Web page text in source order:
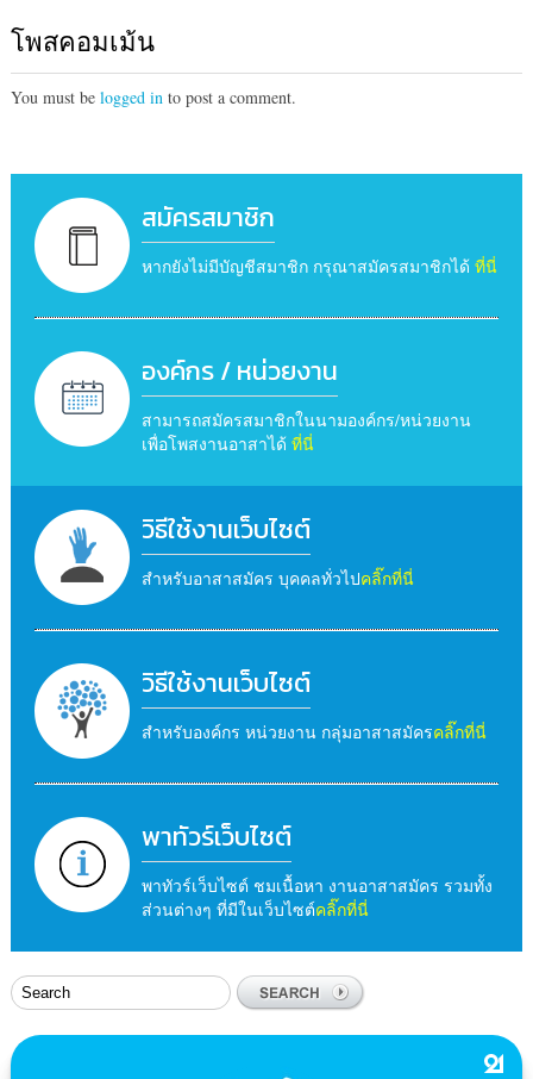
โพสคอมเม้น
You must be logged into post a comment.
สมัครสมาชิก
หากยังไม่มีบัญชีสมาชิก กรุณาสมัครสมาชิกได้ ที่นี่
องค์กร / หน่วยงาน
สามารถสมัครสมาชิกในนามองค์กร/หน่วยงาน
เพื่อโพสงานอาสาได้ ที่นี่
วิธีใช้งานเว็บไซต์
สำหรับอาสาสมัคร บุคคลทั่วไปคลิ๊กที่นี่
วิธีใช้งานเว็บไซต์
สำหรับองค์กร หน่วยงาน กลุ่มอาสาสมัครคลิ๊กที่นี่
พาทัวร์เว็บไซต์
พาทัวร์เว็บไซต์ ชมเนื้อหา งานอาสาสมัคร รวมทั้ง
ส่วนต่างๆ ที่มีในเว็บไซต์คลิ๊กที่นี่